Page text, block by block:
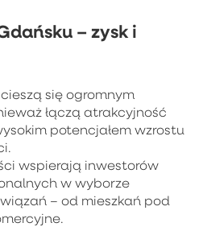
– zysk i
cieszą się ogromnym
łączą atrakcyjność
potencjałem wzrostu
wspierają inwestorów
w wyborze
– od mieszkań pod